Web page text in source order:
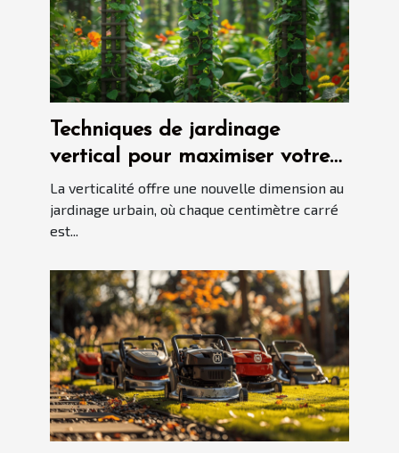
Techniques de jardinage
vertical pour maximiser votre
espace vert
La verticalité offre une nouvelle dimension au
jardinage urbain, où chaque centimètre carré
est...